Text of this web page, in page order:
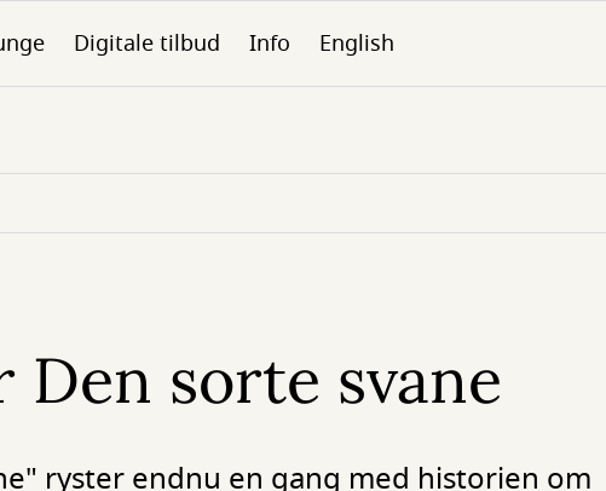
Digitale tilbud Info English
sorte svane
ryster endnu en gang med historien om